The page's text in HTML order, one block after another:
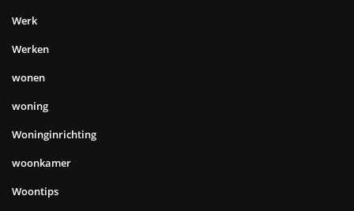
Werk
Werken
wonen
woning
Woninginrichting
woonkamer
Woontips